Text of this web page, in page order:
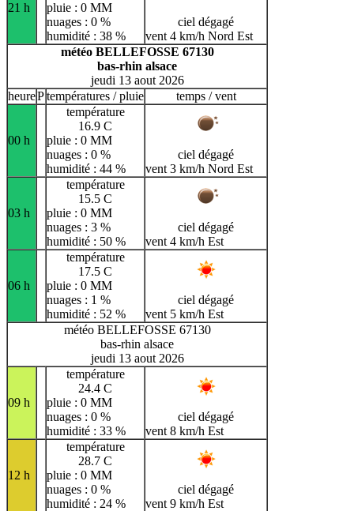
21 h
pluie : 0 MM
nuages : 0 %
humidité : 38 %
ciel dégagé
vent 4 km/h Nord Est
météo BELLEFOSSE 67130
bas-rhin alsace
jeudi 13 aout 2026
heurePtempératures / pluie temps / vent
00 h
température
16.9 C
pluie : 0 MM
nuages : 0 %
humidité : 44 %
ciel dégagé
vent 3 km/h Nord Est
03 h
température
15.5 C
pluie : 0 MM
nuages : 3 %
humidité : 50 %
ciel dégagé
vent 4 km/h Est
06 h
température
17.5 C
pluie : 0 MM
nuages : 1 %
humidité : 52 %
ciel dégagé
vent 5 km/h Est
météo BELLEFOSSE 67130
bas-rhin alsace
jeudi 13 aout 2026
09 h
température
24.4 C
pluie : 0 MM
nuages : 0 %
humidité : 33 %
ciel dégagé
vent 8 km/h Est
12 h
température
28.7 C
pluie : 0 MM
nuages : 0 %
humidité : 24 %
ciel dégagé
vent 9 km/h Est